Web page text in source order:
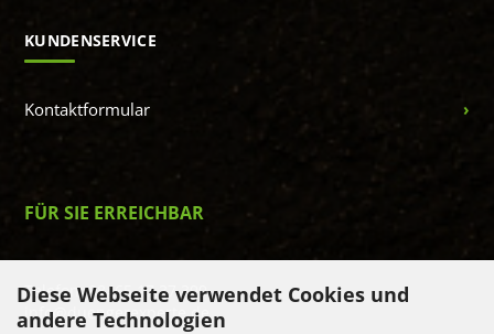
Diese Webseite verwendet Cookies und
andere Technologien
KUNDENSERVICE
Kontaktformular
FÜR SIE ERREICHBAR
Telefon: 08465 17 37 399
info@duengerexperte.de